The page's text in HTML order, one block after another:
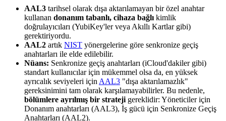
AAL3 tarihsel olarak dışa aktarılamayan bir özel anahtar
kullanan donanım tabanlı, cihaza bağlı kimlik
doğrulayıcıları (YubiKey'ler veya Akıllı Kartlar gibi)
gerektiriyordu.
AAL2 artık NIST yönergelerine göre senkronize geçiş
anahtarları ile elde edilebilir.
Nüans: Senkronize geçiş anahtarları (iCloud'dakiler gibi)
standart kullanıcılar için mükemmel olsa da, en yüksek
ayrıcalık seviyeleri için AAL3 "dışa aktarılamazlık"
gereksinimini tam olarak karşılamayabilirler. Bu nedenle,
bölümlere ayrılmış bir strateji gereklidir: Yöneticiler için
Donanım anahtarları (AAL3), İş gücü için Senkronize Geçiş
Anahtarları (AAL2).